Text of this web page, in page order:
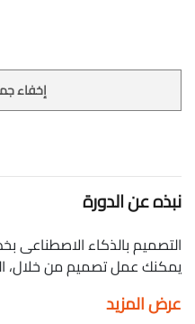
إخفاء
نبذه عن الدورة
التصميم بالذكاء الاصطناعى
يمكنك عمل تصميم من خلال،
يقوم بها الإنسان، من خلال
عرض المزيد